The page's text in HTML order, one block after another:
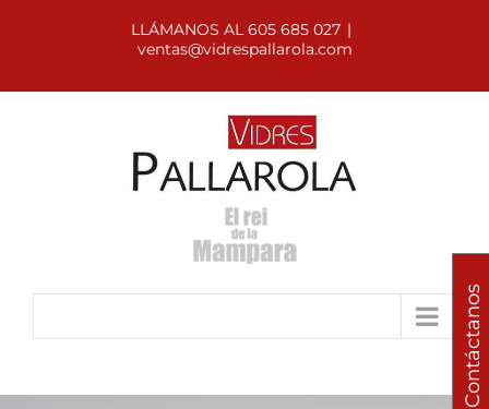
LLÁMANOS AL 605 685 027 |
ventas@vidrespallarola.com
Contáctanos